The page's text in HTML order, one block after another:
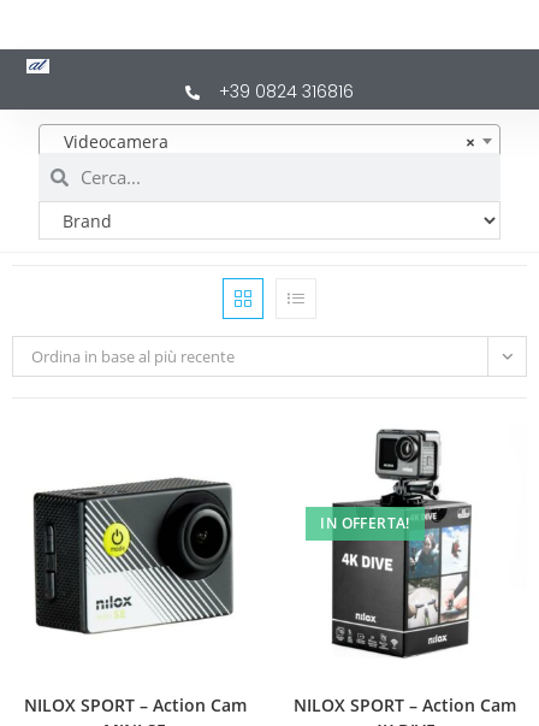
+39 0824 316816
×
Videocamera
Ordina in base al più recente
NILOX SPORT – Action Cam
IN OFFERTA!
NILOX SPORT – Action Cam